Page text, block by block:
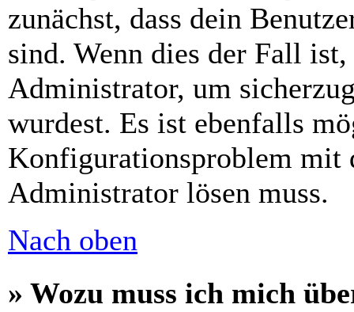
zunächst, dass dein
sind. Wenn dies der Fall
Administrator, um
wurdest. Es ist ebenfalls
Konfigurationsproblem mit
Administrator lösen muss.
Nach oben
» Wozu muss ich mich